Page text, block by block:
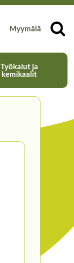
Myymälä
Työkalut ja
kemikaalit